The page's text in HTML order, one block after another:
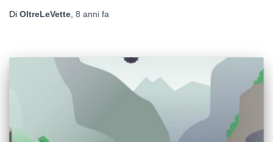
Di OltreLeVette 8 anni fa